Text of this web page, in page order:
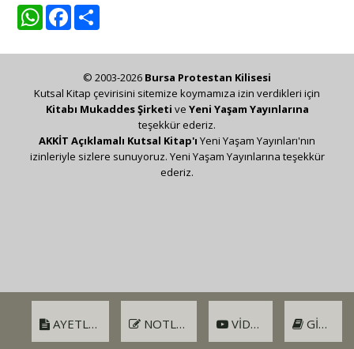
WhatsAppFacebook
AYETLER NOTLAR VIDEO GIRIŞ
© 2003-2026 Bursa Protestan Kilisesi
Kutsal Kitap çevirisini sitemize koymamıza izin verdikleri için
Kitabı Mukaddes Şirketi ve Yeni Yaşam Yayınlarına
teşekkür ederiz.
AKKİT Açıklamalı Kutsal Kitap'ı Yeni Yaşam Yayınları'nın
izinleriyle sizlere sunuyoruz. Yeni Yaşam Yayınlarına teşekkür
ederiz.